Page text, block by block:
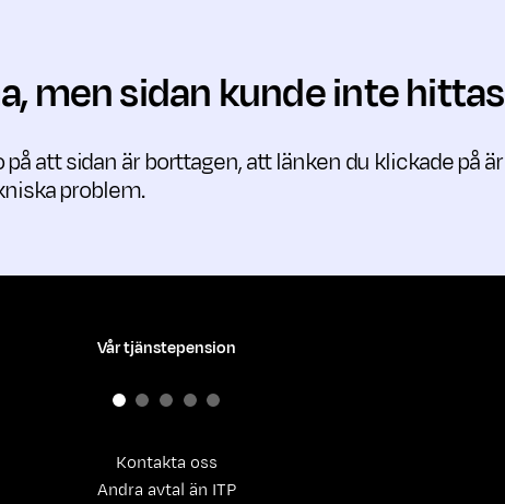
men sidan kunde inte hittas
att sidan är borttagen, att länken du klickade på är
problem.
Kontakta oss
Andra avtal än ITP
Vår tjänstepension